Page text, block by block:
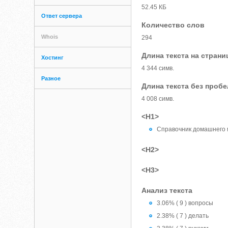
Ответ сервера
Whois
Хостинг
Разное
52.45 КБ
Количество слов
294
Длина текста на
4 344 симв.
Длина текста без
4 008 симв.
<H1>
Справочник домашнего
<H2>
<H3>
Анализ текста
3.06% ( 9 ) вопросы
2.38% ( 7 ) делать